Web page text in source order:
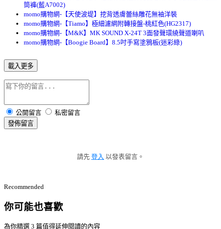
筒褲(藍A7002)
momo購物網-【天使波堤】挖背透膚蕾絲雕花無袖洋裝
momo購物網-【Tiamo】極細濾網附轉接盤-桃紅色(HG2317)
momo購物網-【M&K】MK SOUND X-24T 3面發聲環繞聲道喇叭
momo購物網-【Boogie Board】8.5吋手寫塗鴉板(迷彩綠)
載入更多
公開留言
私密留言
發佈留言
請先 登入 以發表留言。
Recommended
你可能也喜歡
為你精選 3 篇值得延伸閱讀的內容